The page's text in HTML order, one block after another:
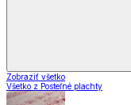
Zobraziť všetko
Všetko z Posteľné plachty